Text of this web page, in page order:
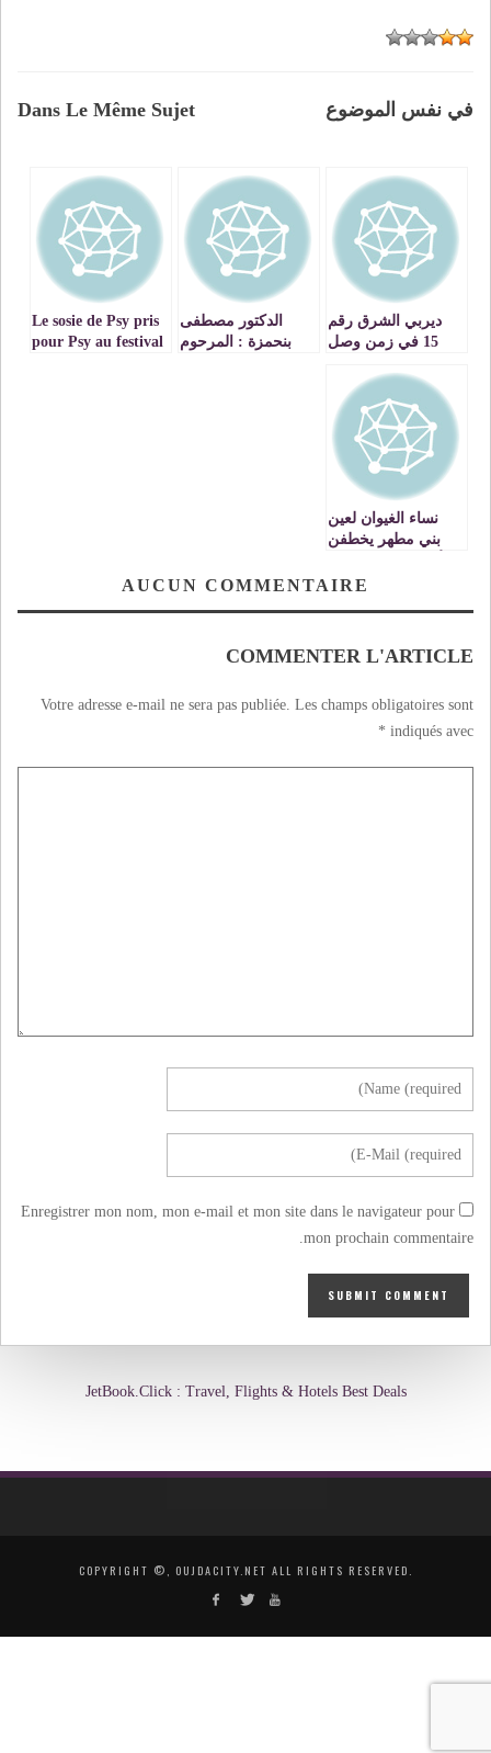
Dans Le Même Sujet في نفس الموضوع
ديربي الشرق رقم
15 في زمن وصل
بركان /مولودية وجدة
ديما خوا و ديما
اصحاب
الدكتور مصطفى
بنحمزة : المرحوم
Le sosie de Psy pris
pour Psy au festival
نساء الغيوان لعين
بني مطهر يخطفن
AUCUN COMMENTAIRE
COMMENTER L'ARTICLE
Votre adresse e-mail ne sera pas publiée. Les champs obligatoires sont
indiqués avec
*
Enregistrer mon nom, mon e-mail et mon site dans le navigateur pour
mon prochain commentaire.
JetBook.Click : Travel, Flights & Hotels Best Deals
COPYRIGHT ©, OUJDACITY.NET ALL RIGHTS RESERVED.